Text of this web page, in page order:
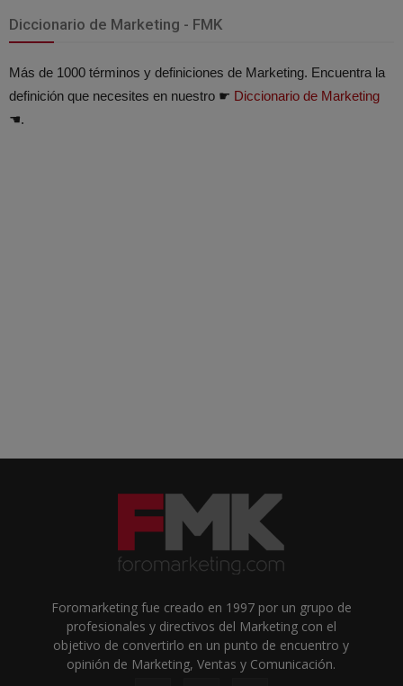
Diccionario de Marketing - FMK
Más de 1000 términos y definiciones de Marketing. Encuentra la
definición que necesites en nuestro ☛ Diccionario de Marketing
☚.
Foromarketing fue creado en 1997 por un grupo de
profesionales y directivos del Marketing con el
objetivo de convertirlo en un punto de encuentro y
opinión de Marketing, Ventas y Comunicación.